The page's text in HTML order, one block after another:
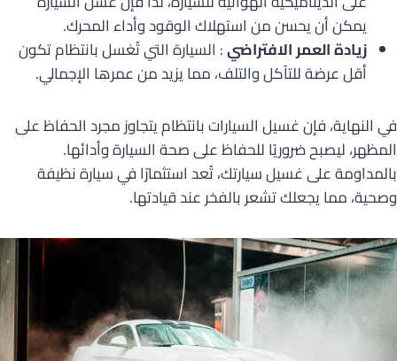
يمكن أن يحسن من استهلاك الوقود وأداء المحرك.
زيادة العمر الافتراضي: السيارة التي تُغسل بانتظام تكون
أقل عرضة للتآكل والتلف، مما يزيد من عمرها الإجمالي.
في النهاية، فإن غسيل السيارات بانتظام يتجاوز مجرد الحفاظ على
المظهر، ليصبح ضروريًا للحفاظ على صحة السيارة وأدائها.
بالمداومة على غسيل سيارتك، تُعد استثمارًا في سيارة نظيفة
وصحية، مما يجعلك تشعر بالفخر عند قيادتها.